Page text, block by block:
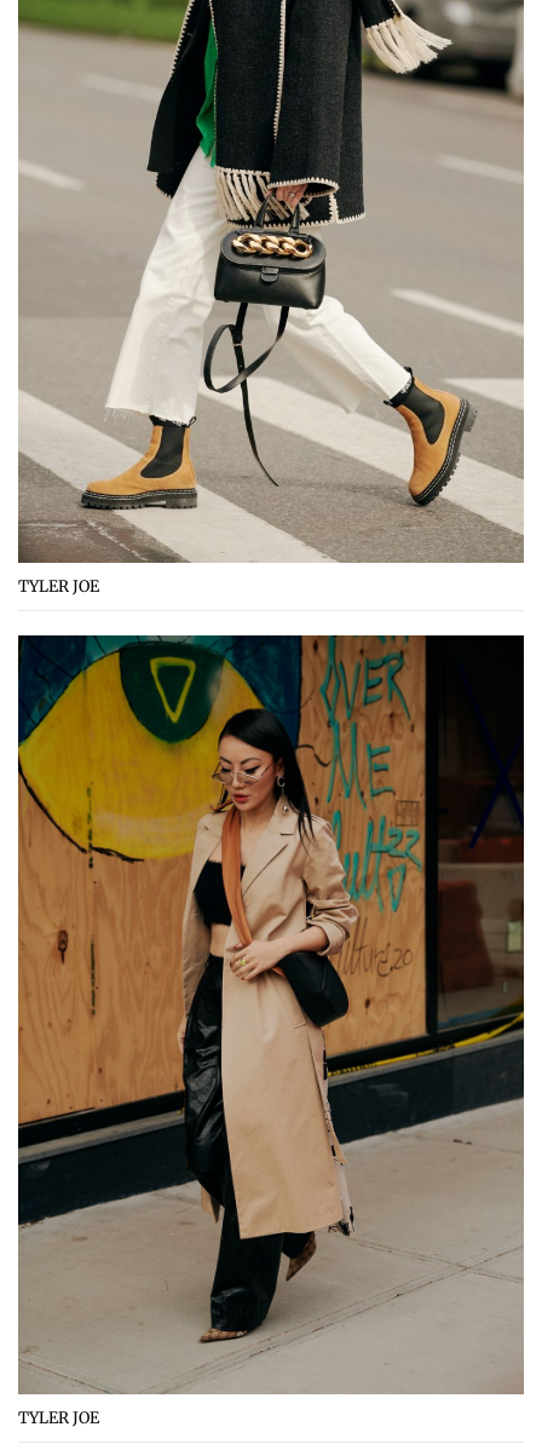
TYLER JOE
TYLER JOE